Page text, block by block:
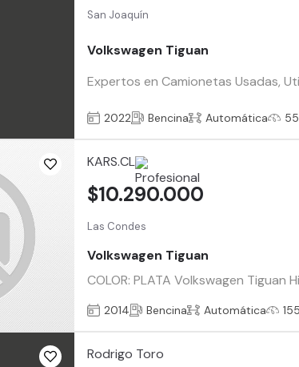
San Joaquín
Volkswagen Tiguan
Expertos en Camionetas Usadas,
2022 Bencina Automática
KARS.CL
Las Condes
Volkswagen Tiguan
COLOR: PLATA Volkswagen
$10.290.000
2014 Bencina Automática
Rodrigo Toro